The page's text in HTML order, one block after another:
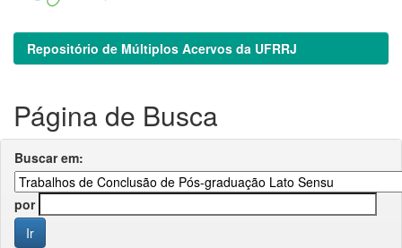
Repositório de Múltiplos Acervos da UFRRJ
Página de Busca
Buscar em:
por